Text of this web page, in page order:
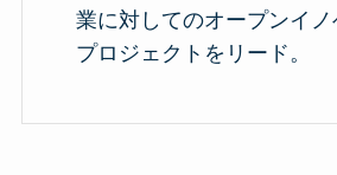
業に対してのオープンイ
プロジェクトをリード。